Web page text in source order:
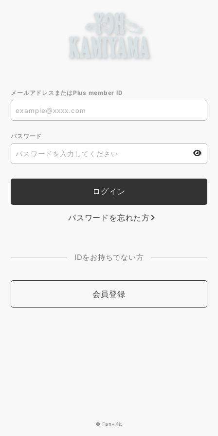
メールアドレスまたはPlus member ID
パスワード
パスワードを忘れた方
IDをお持ちでない方
会員登録
© Fan+Kit